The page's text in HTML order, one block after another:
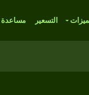
التسعير مساعدة